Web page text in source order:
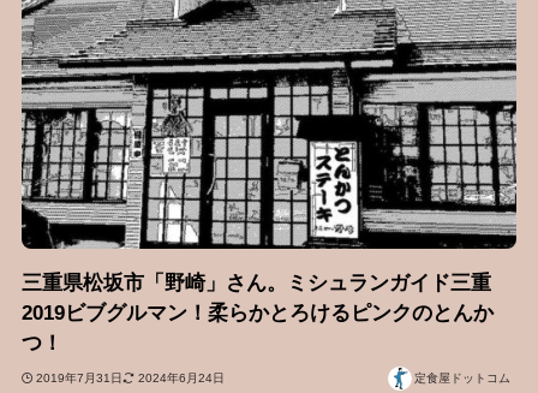
三重県松坂市「野崎」さん。ミシュランガイド三重
2019ビブグルマン！柔らかとろけるピンクのとんか
つ！
2019年7月31日 2024年6月24日 定食屋ドットコム